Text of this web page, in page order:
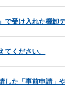
で受け入れた棚卸
てください。
した「事前申請」